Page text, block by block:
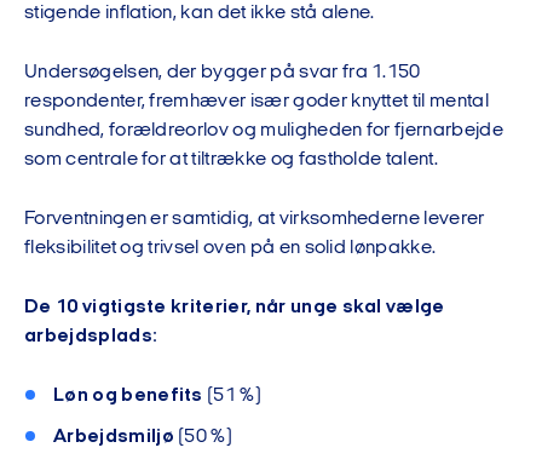
stigende inflation, kan det ikke stå alene.
Undersøgelsen, der bygger på svar fra 1.150
respondenter, fremhæver især goder knyttet til mental
sundhed, forældreorlov og muligheden for fjernarbejde
som centrale for at tiltrække og fastholde talent.
Forventningen er samtidig, at virksomhederne leverer
fleksibilitet og trivsel oven på en solid lønpakke.
De 10 vigtigste kriterier, når unge skal vælge
arbejdsplads:
Løn og benefits (51 %)
Arbejdsmiljø (50 %)